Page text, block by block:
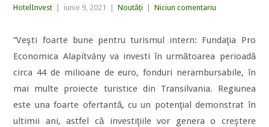
HotelInvest iunie 9, 2021 Noutăți Niciun comentariu
”Veşti foarte bune pentru turismul intern: Fundaţia Pro
Economica Alapítvány va investi în următoarea perioadă
circa 44 de milioane de euro, fonduri nerambursabile, în
mai multe proiecte turistice din Transilvania. Regiunea
este una foarte ofertantă, cu un potenţial demonstrat în
ultimii ani, astfel că investiţiile vor genera o creştere